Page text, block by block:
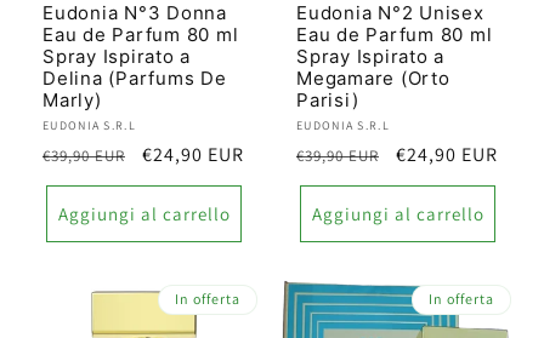
Eudonia N°3 Donna
Eau de Parfum 80 ml
Spray Ispirato a
Delina (Parfums De
Marly)
Produttore:
EUDONIA S.R.L
Prezzo
di
listino
€39,90 EUR
Prezzo
scontato
€24,90 EUR
Aggiungi al carrello
Eudonia N°2 Unisex
Eau de Parfum 80 ml
Spray Ispirato a
Megamare (Orto
Parisi)
Produttore:
EUDONIA S.R.L
Prezzo
di
listino
€39,90 EUR
Prezzo
scontato
€24,90 EUR
Aggiungi al carrello
In offerta In offerta